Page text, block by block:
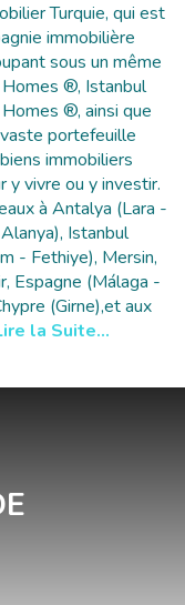
Turquie, qui est
immobilière
sous un même
®, Istanbul
®, ainsi que
portefeuille
immobiliers
y vivre ou y investir.
à Antalya (Lara -
Istanbul
- Fethiye), Mersin,
Espagne (Málaga -
(Girne),et aux
la Suite…